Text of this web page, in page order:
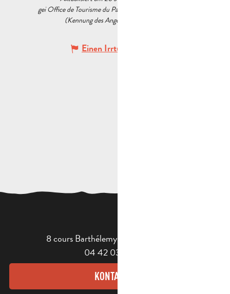
gei Office de Tourisme du Pays d’Aubagne et de l’Étoile
(Kennung des Angebots :
Einen Irrtum angeben
8 cours Barthélemy - 13400 Aubagne
04 42 03 49 98
KONTAKT